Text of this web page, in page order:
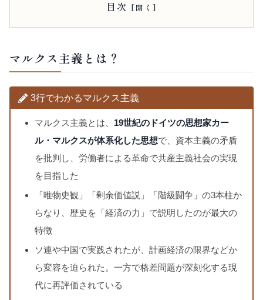
目次
マルクス主義とは？
3行でわかるマルクス主義
マルクス主義とは、 19世紀のドイツの思想家カー
ル・マルクスが体系化した思想で、資本主義の矛盾
を批判し、労働者による革命で共産主義社会の実現
を目指した
「唯物史観」「剰余価値説」「階級闘争」の3本柱か
らなり、歴史を「経済の力」で説明したのが最大の
特徴
ソ連や中国で実践されたが、計画経済の限界などか
ら変容を迫られた。一方で格差問題が深刻化する現
代に再評価されている